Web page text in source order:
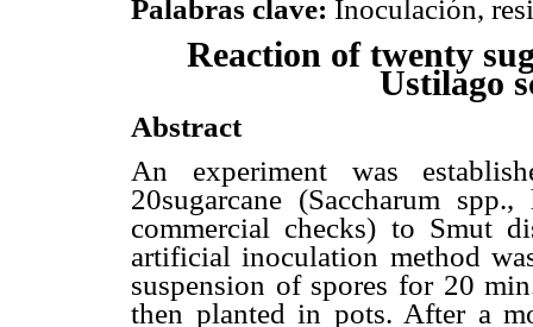
Palabras clave: Inoculación,
Reaction of twenty
Ustilago
Abstract
An experiment was
20sugarcane (Saccharum
commercial checks) to Smut
artificial inoculation method
suspension of spores for 20
then planted in pots. After a